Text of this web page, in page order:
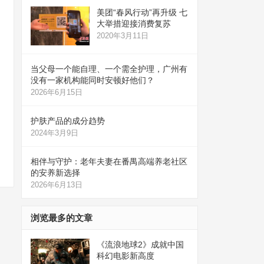
美团“春风行动”再升级 七
大举措迎接消费复苏
2020年3月11日
当父母一个能自理、一个需全护理，广州有
没有一家机构能同时安顿好他们？
2026年6月15日
护肤产品的成分趋势
2024年3月9日
相伴与守护：老年夫妻在番禺高端养老社区
的安养新选择
2026年6月13日
浏览最多的文章
《流浪地球2》成就中国
科幻电影新高度